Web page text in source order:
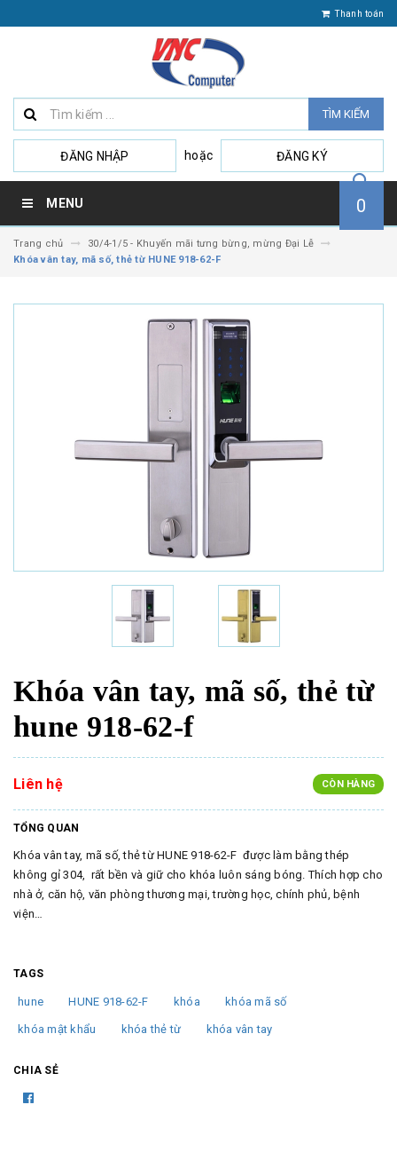
Thanh toán
TÌM KIẾM
ĐĂNG NHẬP hoặc ĐĂNG KÝ
MENU 0
Trang chủ
30/4-1/5 - Khuyến mãi tưng bừng, mừng Đại Lễ
Khóa vân tay, mã số, thẻ từ HUNE 918-62-F
Khóa vân tay, mã số, thẻ từ
hune 918-62-f
Liên hệ CÒN HÀNG
TỔNG QUAN
Khóa vân tay, mã số, thẻ từ HUNE 918-62-F được làm bằng thép
không gỉ 304, rất bền và giữ cho khóa luôn sáng bóng. Thích hợp cho
nhà ở, căn hộ, văn phòng thương mại, trường học, chính phủ, bệnh
viện…
TAGS
hune HUNE 918-62-F khóa khóa mã số
khóa mật khẩu khóa thẻ từ khóa vân tay
CHIA SẺ